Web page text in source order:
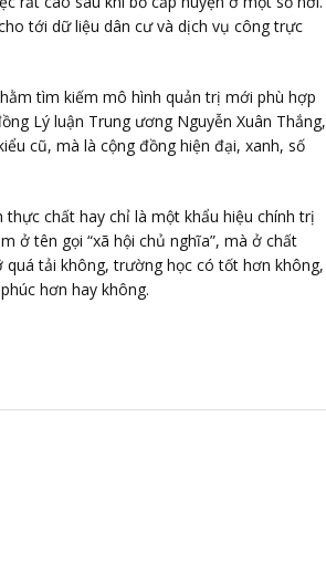
tới dữ liệu dân cư và dịch vụ công trực
tìm kiếm mô hình quản trị mới phù hợp
Lý luận Trung ương Nguyễn Xuân Thắng,
cũ, mà là cộng đồng hiện đại, xanh, số
chất hay chỉ là một khẩu hiệu chính trị
ở tên gọi “xã hội chủ nghĩa”, mà ở chất
tải không, trường học có tốt hơn không,
hơn hay không.